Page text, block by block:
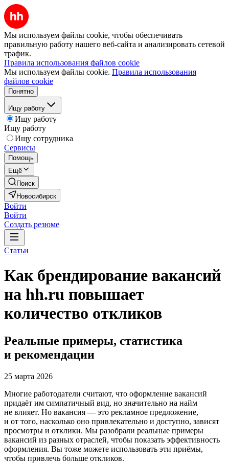
Мы используем файлы cookie, чтобы обеспечивать
правильную работу нашего веб-сайта и анализировать сетевой
трафик.
Правила использования файлов cookie
Мы используем файлы cookie. Правила использования
файлов cookie
Понятно
Ищу работу
Ищу работу
Ищу работу
Ищу сотрудника
Сервисы
Помощь
Ещё
Поиск
Новосибирск
Войти
Войти
Создать резюме
Статьи
Как брендирование вакансий
на hh.ru повышает
количество откликов
Реальные примеры, статистика
и рекомендации
25 марта 2026
Многие работодатели считают, что оформление вакансий
придаёт им симпатичный вид, но значительно на найм
не влияет. Но вакансия — это рекламное предложение,
и от того, насколько оно привлекательно и доступно, зависят
просмотры и отклики. Мы разобрали реальные примеры
вакансий из разных отраслей, чтобы показать эффективность
оформления. Вы тоже можете использовать эти приёмы,
чтобы привлечь больше откликов.